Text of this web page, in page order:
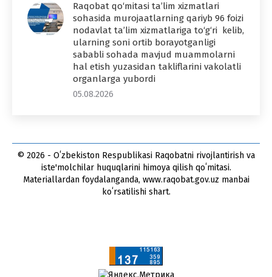
Raqobat qo‘mitasi ta’lim xizmatlari
sohasida murojaatlarning qariyb 96 foizi
nodavlat ta’lim xizmatlariga to‘g‘ri kelib,
ularning soni ortib borayotganligi
sababli sohada mavjud muammolarni
hal etish yuzasidan takliflarini vakolatli
organlarga yubordi
05.08.2026
© 2026 - Oʻzbekiston Respublikasi Raqobatni rivojlantirish va
iste'molchilar huquqlarini himoya qilish qoʻmitasi.
Materiallardan foydalanganda, www.raqobat.gov.uz manbai
koʻrsatilishi shart.